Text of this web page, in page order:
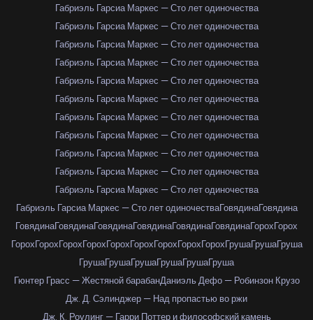
Габриэль Гарсиа Маркес — Сто лет одиночества
Габриэль Гарсиа Маркес — Сто лет одиночества
Габриэль Гарсиа Маркес — Сто лет одиночества
Габриэль Гарсиа Маркес — Сто лет одиночества
Габриэль Гарсиа Маркес — Сто лет одиночества
Габриэль Гарсиа Маркес — Сто лет одиночества
Габриэль Гарсиа Маркес — Сто лет одиночества
Габриэль Гарсиа Маркес — Сто лет одиночества
Габриэль Гарсиа Маркес — Сто лет одиночества
Габриэль Гарсиа Маркес — Сто лет одиночества
Габриэль Гарсиа Маркес — Сто лет одиночества
Габриэль Гарсиа Маркес — Сто лет одиночестваГовядинаГовядина
ГовядинаГовядинаГовядинаГовядинаГовядинаГовядинаГорохГорох
ГорохГорохГорохГорохГорохГорохГорохГорохГорохГрушаГрушаГруша
ГрушаГрушаГрушаГрушаГрушаГруша
Гюнтер Грасс — Жестяной барабанДаниэль Дефо — Робинзон Крузо
Дж. Д. Сэлинджер — Над пропастью во ржи
Дж. К. Роулинг — Гарри Поттер и философский камень